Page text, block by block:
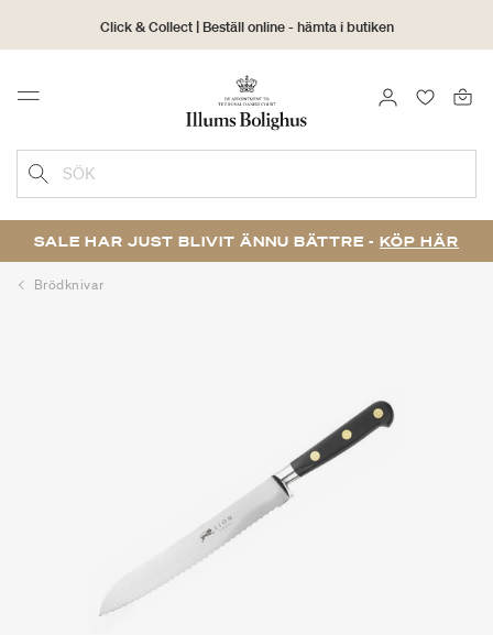
Click & Collect | Beställ online - hämta i butiken
30 dagars returrätt
Menu LOGGA IN
SÖK
SALE HAR JUST BLIVIT ÄNNU BÄTTRE - KÖP HÄR
Brödknivar